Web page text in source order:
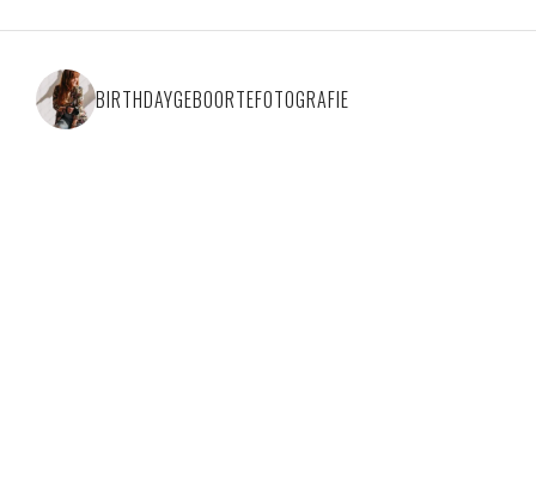
BIRTHDAYGEBOORTEFOTOGRAFIE